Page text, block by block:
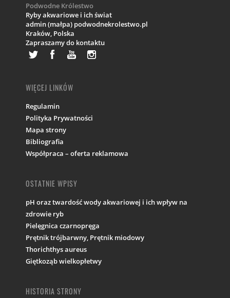
Podwodne Królestwo
Ryby akwariowe i ich świat
admin (małpa) podwodnekrolestwo.pl
Kraków, Polska
Zapraszamy do kontaktu
WIĘCEJ LINKÓW
Regulamin
Polityka Prywatności
Mapa strony
Bibliografia
Współpraca – oferta reklamowa
OSTATNIE WPISY
pH oraz twardość wody akwariowej i ich wpływ na
zdrowie ryb
Pielęgnica czarnopręga
Prętnik trójbarwny, Prętnik miodowy
Thorichthys aureus
Giętkoząb wielkopłetwy
HISTORIA STRONY